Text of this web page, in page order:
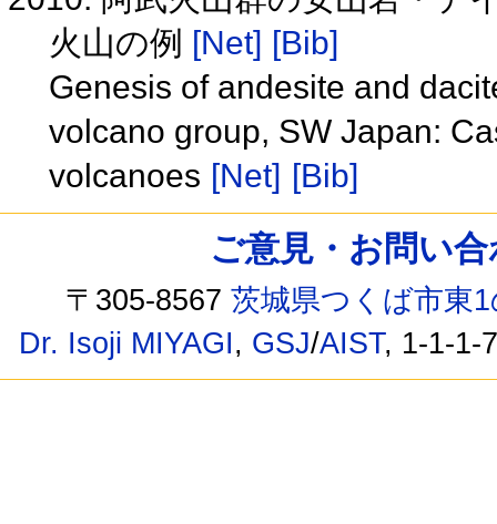
火山の例 [Net] [Bib]
Genesis of andesite and
volcano group, SW Japan:
volcanoes [Net] [Bib]
ご意見・お問い
〒305-8567茨城県つくば市東
Dr. Isoji MIYAGI, GSJ/AIST, 1-1-1-